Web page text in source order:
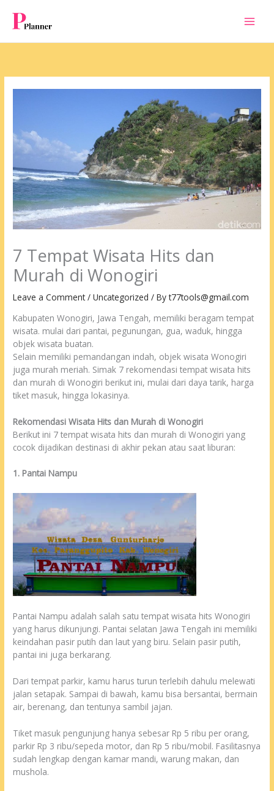
content
7 Tempat Wisata Hits dan
Murah di Wonogiri
Leave a Comment /Uncategorized / Byt77tools@gmail.com
Kabupaten Wonogiri, Jawa Tengah, memiliki beragam tempat
wisata. mulai dari pantai, pegunungan, gua, waduk, hingga
objek wisata buatan.
Selain memiliki pemandangan indah, objek wisata Wonogiri
juga murah meriah. Simak 7 rekomendasi tempat wisata hits
dan murah di Wonogiri berikut ini, mulai dari daya tarik, harga
tiket masuk, hingga lokasinya.
Rekomendasi Wisata Hits dan Murah di Wonogiri
Berikut ini 7 tempat wisata hits dan murah di Wonogiri yang
cocok dijadikan destinasi di akhir pekan atau saat liburan:
1. Pantai Nampu
Pantai Nampu adalah salah satu tempat wisata hits Wonogiri
yang harus dikunjungi. Pantai selatan Jawa Tengah ini memiliki
keindahan pasir putih dan laut yang biru. Selain pasir putih,
pantai ini juga berkarang.
Dari tempat parkir, kamu harus turun terlebih dahulu melewati
jalan setapak. Sampai di bawah, kamu bisa bersantai, bermain
air, berenang, dan tentunya sambil jajan.
Tiket masuk pengunjung hanya sebesar Rp 5 ribu per orang,
parkir Rp 3 ribu/sepeda motor, dan Rp 5 ribu/mobil. Fasilitasnya
sudah lengkap dengan kamar mandi, warung makan, dan
mushola.